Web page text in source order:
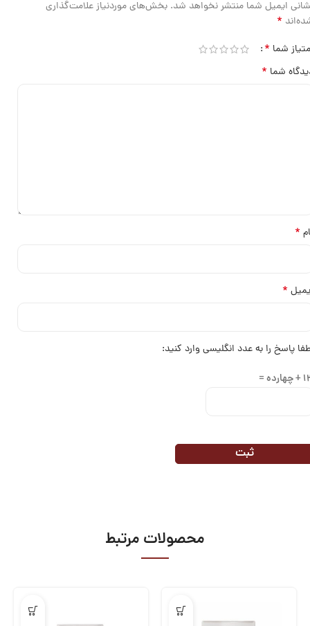
ایمیل شما منتشر نخواهد شد. بخش‌های موردنیاز علامت‌گذاری
*
شما *
شما *
*
*
پاسخ را به عدد انگلیسی وارد کنید:
=
محصولات مرتبط